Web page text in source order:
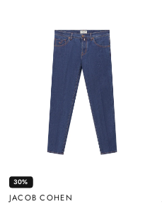
30%
JACOB COHEN